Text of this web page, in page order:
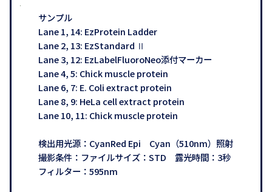
サンプル
Lane 1, 14: EzProtein Ladder
Lane 2, 13: EzStandard Ⅱ
Lane 3, 12: EzLabelFluoroNeo添付マーカー
Lane 4, 5: Chick muscle protein
Lane 6, 7: E. Coli extract protein
Lane 8, 9: HeLa cell extract protein
Lane 10, 11: Chick muscle protein
検出用光源：CyanRed Epi Cyan（510nm）照射
撮影条件：ファイルサイズ：STD 露光時間：3秒
フィルター：595nm